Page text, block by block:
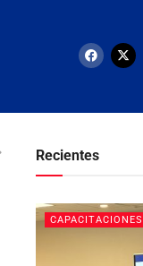
Recientes
CAPACITACIONES